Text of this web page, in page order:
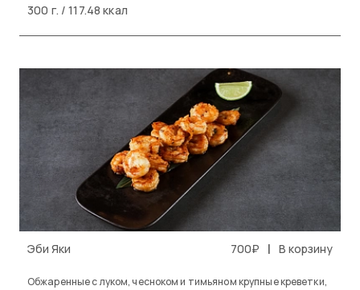
300 г. / 117.48 ккал
Эби Яки 700₽ | В корзину
Обжаренные с луком, чесноком и тимьяном крупные креветки,